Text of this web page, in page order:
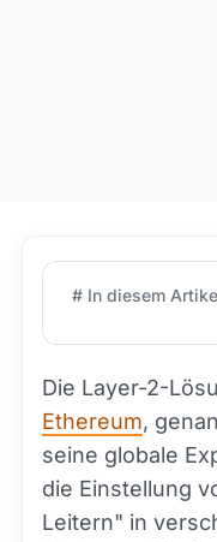
# In diesem
Die Layer-2-
Ethereum,
seine globale
die Einstellung
Leitern" in